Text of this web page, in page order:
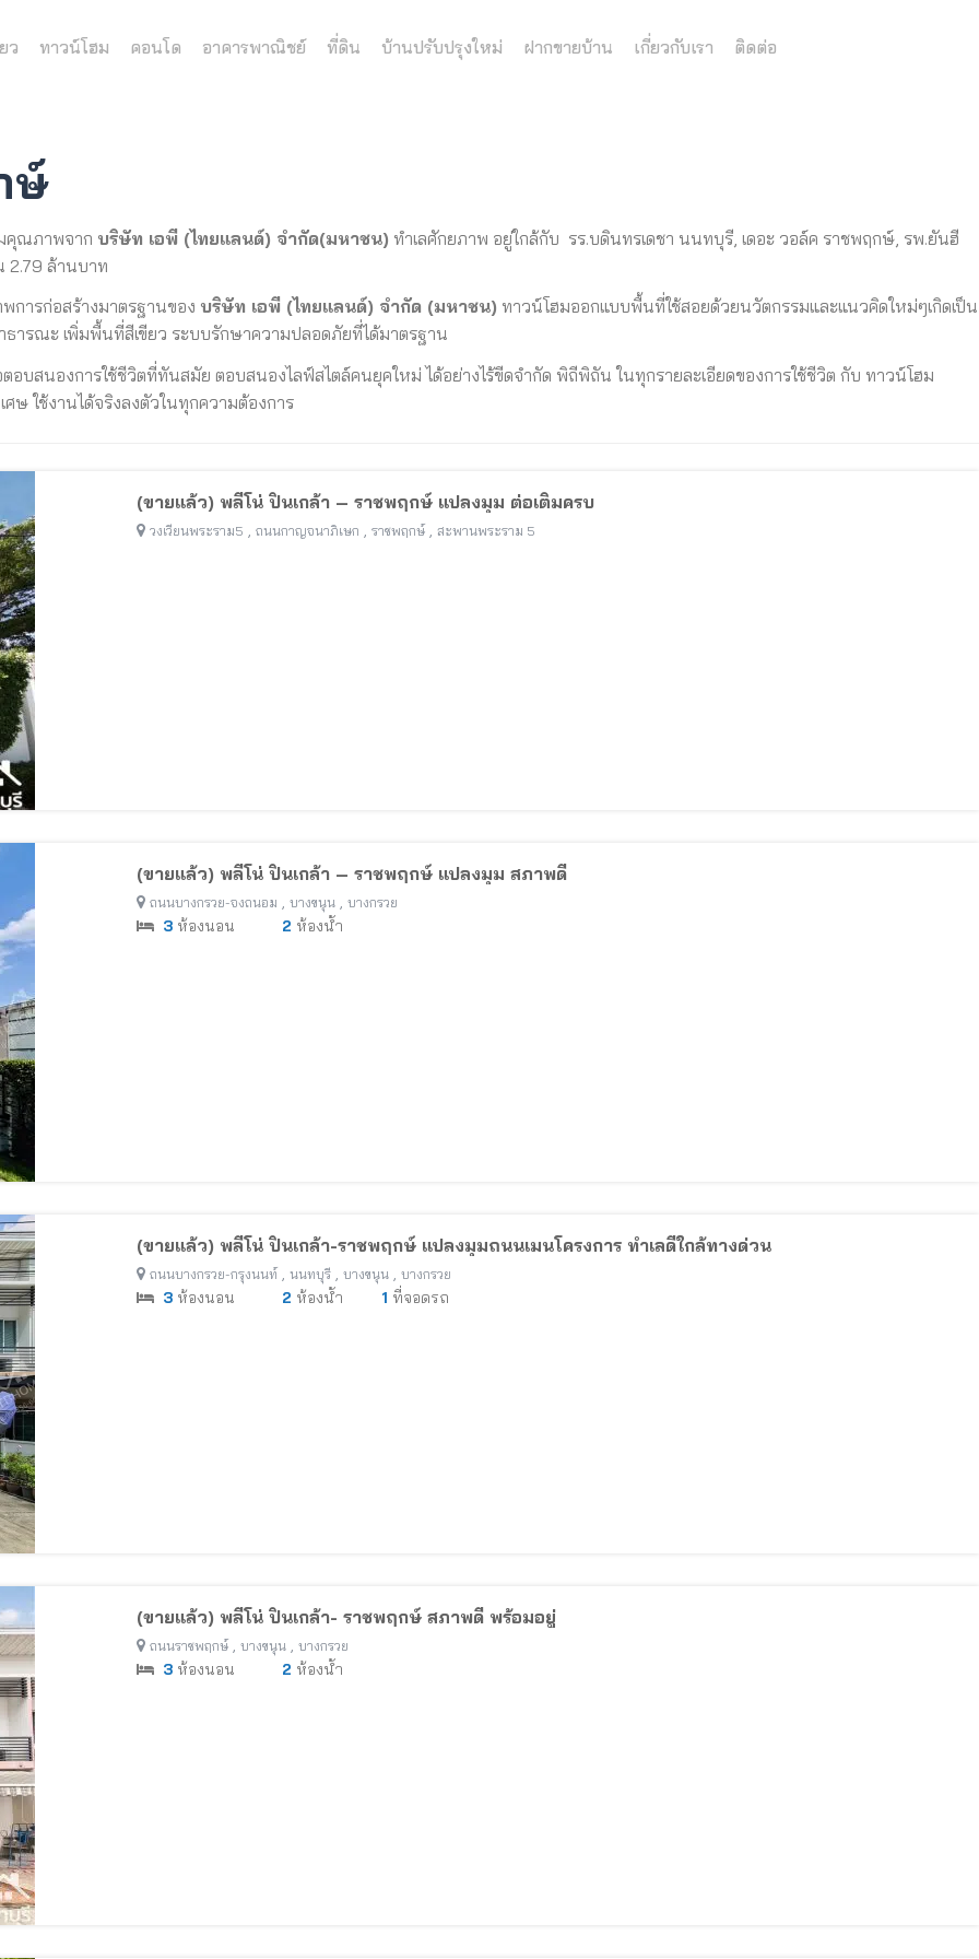
ว ทาวน์โฮม คอนโด อาคารพาณิชย์ ที่ดิน บ้านปรับปรุงใหม่ ฝากขายบ้าน เกี่ยวกับเรา ติดต่อ
ษ์
คุณภาพจาก บริษัท เอพี (ไทยแลนด์) จำกัด(มหาชน) ทำเลศักยภาพ อยู่ใกล้กับ รร.บดินทรเดชา นนทบุรี, เดอะ วอล์ค ราชพฤกษ์, รพ.ยันฮี
2.79 ล้านบาท
การก่อสร้างมาตรฐานของ บริษัท เอพี (ไทยแลนด์) จำกัด (มหาชน) ทาวน์โฮมออกแบบพื้นที่ใช้สอยด้วยนวัตกรรมและแนวคิดใหม่ๆเกิดเป็น
ารณะ เพิ่มพื้นที่สีเขียว ระบบรักษาความปลอดภัยที่ได้มาตรฐาน
อบสนองการใช้ชีวิตที่ทันสมัย ตอบสนองไลฟ์สไตล์คนยุคใหม่ ได้อย่างไร้ขีดจำกัด พิถีพิถัน ในทุกรายละเอียดของการใช้ชีวิต กับ ทาวน์โฮม
ใช้งานได้จริงลงตัวในทุกความต้องการ
(ขายแล้ว) พลีโน่ ปิ่นเกล้า – ราชพฤกษ์ แปลงมุม ต่อเติมครบ
วงเวียนพระราม5 ถนนกาญจนาภิเษก ราชพฤกษ์ สะพานพระราม 5
(ขายแล้ว) พลีโน่ ปิ่นเกล้า – ราชพฤกษ์ แปลงมุม สภาพดี
ถนนบางกรวย-จงถนอม บางขนุน บางกรวย
3ห้องนอน 2 ห้องน้ำ
(ขายแล้ว) พลีโน่ ปิ่นเกล้า-ราชพฤกษ์ แปลงมุมถนนเมนโครงการ ทำเลดีใกล้ทางด่วน
ถนนบางกรวย-กรุงนนท์ นนทบุรี บางขนุน บางกรวย
3ห้องนอน 2 ห้องน้ำ 1 ที่จอดรถ
(ขายแล้ว) พลีโน่ ปิ่นเกล้า- ราชพฤกษ์ สภาพดี พร้อมอยู่
ถนนราชพฤกษ์ บางขนุน บางกรวย
3ห้องนอน 2 ห้องน้ำ